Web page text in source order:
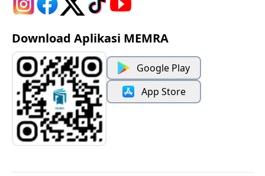
Download Aplikasi MEMRA
Google Play
App Store